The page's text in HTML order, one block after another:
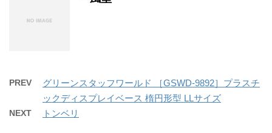
PREV
グリーンスタッフワールド ［GSWD-9892］プラスチ
ックディスプレイベース 楕円形型 LLサイズ
NEXT トンベリ